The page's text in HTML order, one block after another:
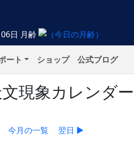
日 月齢
ート ショップ 公式ブログ
現象カレンダー
今月の一覧 翌日 ▶